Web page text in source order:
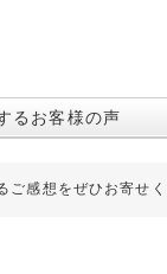
るお客様の声
ご感想をぜひお寄せ